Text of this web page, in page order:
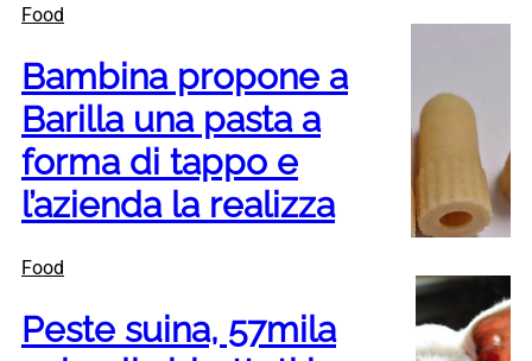
Food
Bambina propone a
Barilla una pasta a
forma di tappo e
l’azienda la realizza
Food
Peste suina, 57mila